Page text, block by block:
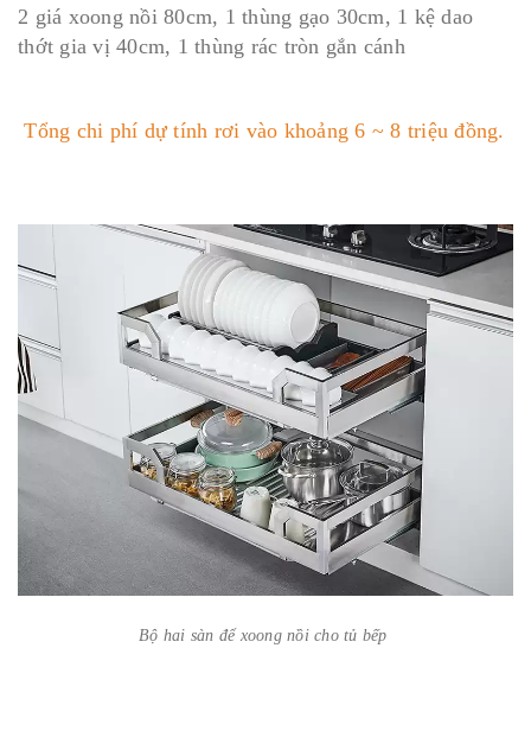
2 giá xoong nồi 80cm, 1 thùng gạo 30cm, 1 kệ dao
thớt gia vị 40cm, 1 thùng rác tròn gắn cánh
Tổng chi phí dự tính rơi vào khoảng 6 ~ 8 triệu đồng.
Bộ hai sàn để xoong nồi cho tủ bếp